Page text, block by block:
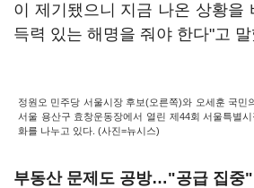
이 제기됐으니 지금 나온 상황을
득력 있는 해명을 줘야 한다"고
정원오 민주당 서울시장 후보(오른쪽)와 오세훈 국민
서울 용산구 효창운동장에서 열린 제44회 서울특별
화를 나누고 있다. (사진=뉴시스)
부동산 문제도 공방…"공급 집중